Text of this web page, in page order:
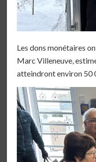
Les dons monétaires
Marc Villeneuve,
atteindront environ 50